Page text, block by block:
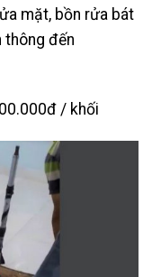
mặt, bồn rửa bát
thông đến
/ khối